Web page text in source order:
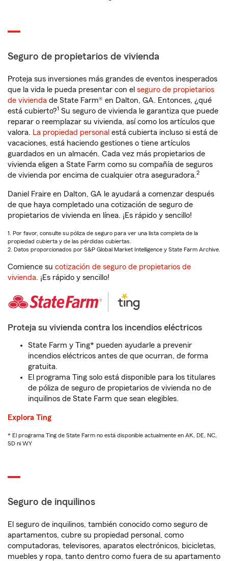
Seguro de propietarios de vivienda
Proteja sus inversiones más grandes de eventos inesperados
que la vida le pueda presentar con el seguro de propietarios
de vivienda de State Farm® en Dalton, GA. Entonces, ¿qué
está cubierto?1 Su seguro de vivienda le garantiza que puede
reparar o reemplazar su vivienda, así como los artículos que
valora. La propiedad personal está cubierta incluso si está de
vacaciones, está haciendo gestiones o tiene artículos
guardados en un almacén. Cada vez más propietarios de
vivienda eligen a State Farm como su compañía de seguros
de vivienda por encima de cualquier otra aseguradora.2
Daniel Fraire en Dalton, GA le ayudará a comenzar después
de que haya completado una cotización de seguro de
propietarios de vivienda en línea. ¡Es rápido y sencillo!
1. Por favor, consulte su póliza de seguro para ver una lista completa de la
propiedad cubierta y de las pérdidas cubiertas.
2. Datos proporcionados por S&P Global Market Intelligence y State Farm Archive.
Comience su cotización de seguro de propietarios de
vivienda. ¡Es rápido y sencillo!
Proteja su vivienda contra los incendios eléctricos
State Farm y Ting* pueden ayudarle a prevenir
incendios eléctricos antes de que ocurran, de forma
gratuita.
El programa Ting solo está disponible para los titulares
de póliza de seguro de propietarios de vivienda no de
inquilinos de State Farm que sean elegibles.
Explora Ting
* El programa Ting de State Farm no está disponible actualmente en AK, DE, NC,
SD ni WY
Seguro de inquilinos
El seguro de inquilinos, también conocido como seguro de
apartamentos, cubre su propiedad personal, como
computadoras, televisores, aparatos electrónicos, bicicletas,
muebles y ropa, tanto dentro como fuera de su apartamento